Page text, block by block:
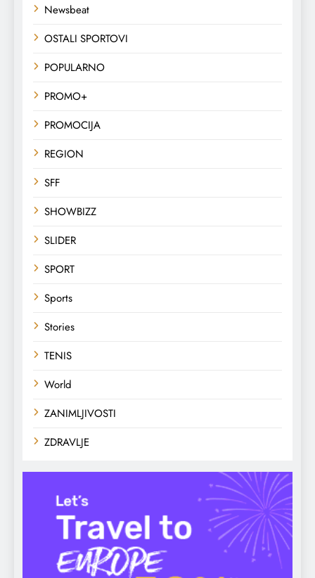
Newsbeat
OSTALI SPORTOVI
POPULARNO
PROMO+
PROMOCIJA
REGION
SFF
SHOWBIZZ
SLIDER
SPORT
Sports
Stories
TENIS
World
ZANIMLJIVOSTI
ZDRAVLJE